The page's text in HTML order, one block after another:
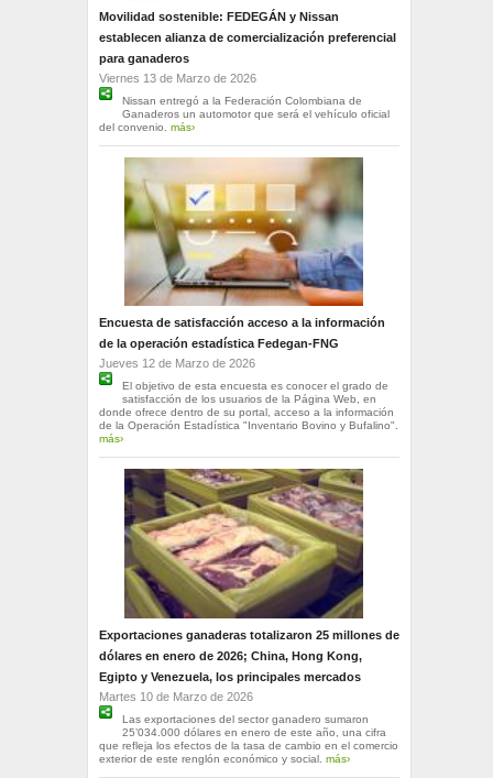
Movilidad sostenible: FEDEGÁN y Nissan
establecen alianza de comercialización preferencial
para ganaderos
Viernes 13 de Marzo de 2026
Nissan entregó a la Federación Colombiana de
Ganaderos un automotor que será el vehículo oficial
del convenio. más›
Encuesta de satisfacción acceso a la información
de la operación estadística Fedegan-FNG
Jueves 12 de Marzo de 2026
El objetivo de esta encuesta es conocer el grado de
satisfacción de los usuarios de la Página Web, en
donde ofrece dentro de su portal, acceso a la información
de la Operación Estadística "Inventario Bovino y Bufalino".
más›
Exportaciones ganaderas totalizaron 25 millones de
dólares en enero de 2026; China, Hong Kong,
Egipto y Venezuela, los principales mercados
Martes 10 de Marzo de 2026
Las exportaciones del sector ganadero sumaron
25’034.000 dólares en enero de este año, una cifra
que refleja los efectos de la tasa de cambio en el comercio
exterior de este renglón económico y social. más›